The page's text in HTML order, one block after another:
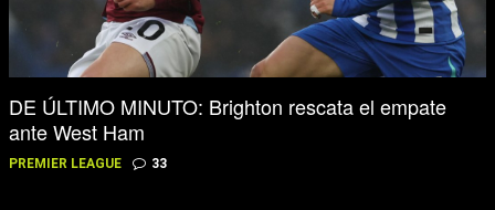
DE ÚLTIMO MINUTO: Brighton rescata el empate
ante West Ham
PREMIER LEAGUE 33